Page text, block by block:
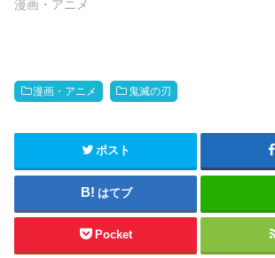
漫画・アニメ
漫画・アニメ 鬼滅の刃
ポスト
はてブ
Pocket